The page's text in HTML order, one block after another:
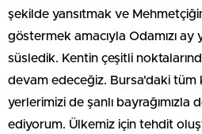
şekilde yansıtmak ve
göstermek amacıyla Odamızı ay
süsledik. Kentin çeşitli
devam edeceğiz. Bursa'daki tüm
yerlerimizi de şanlı bayrağımızla
ediyorum. Ülkemiz için tehdit